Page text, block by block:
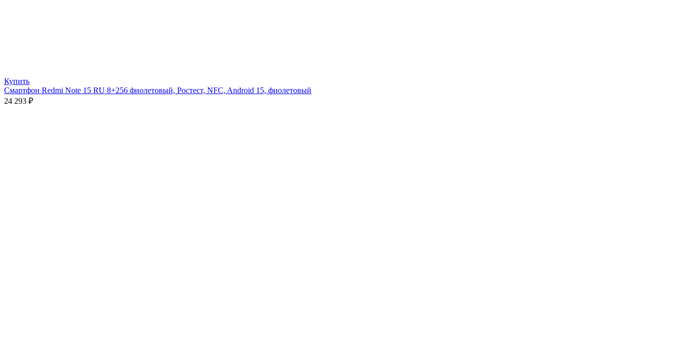
Купить
Смартфон Redmi Note 15 RU 8+256 фиолетовый, Ростест, NFC, Android 15, фиолетовый
24 293 ₽